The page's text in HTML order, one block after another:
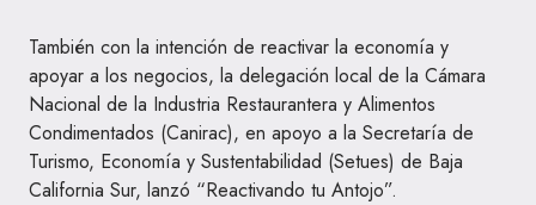
También con la intención de reactivar la economía y
apoyar a los negocios, la delegación local de la Cámara
Nacional de la Industria Restaurantera y Alimentos
Condimentados (Canirac), en apoyo a la Secretaría de
Turismo, Economía y Sustentabilidad (Setues) de Baja
California Sur, lanzó “Reactivando tu Antojo”.